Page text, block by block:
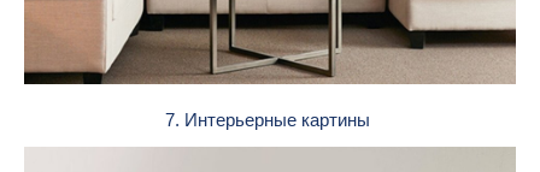
7. Интерьерные картины